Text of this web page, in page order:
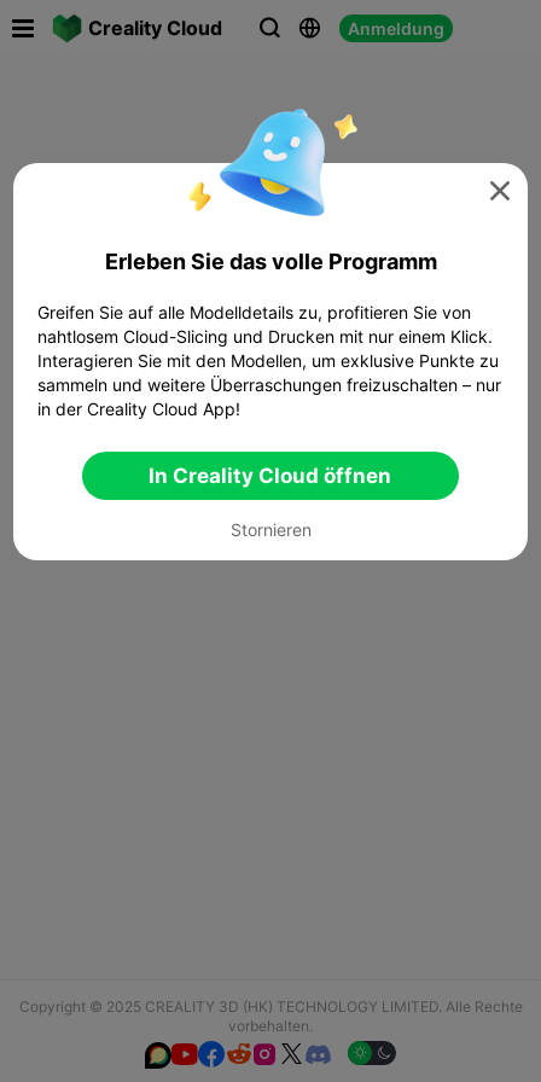
Creality Cloud   Anmeldung
Copyright © 2025 CREALITY 3D (HK) TECHNOLOGY LIMITED. Alle Rechte
vorbehalten.
  

Erleben Sie das volle Programm
Greifen Sie auf alle Modelldetails zu, profitieren Sie von
nahtlosem Cloud-Slicing und Drucken mit nur einem Klick.
Interagieren Sie mit den Modellen, um exklusive Punkte zu
sammeln und weitere Überraschungen freizuschalten – nur
in der Creality Cloud App!
In Creality Cloud öffnen
Stornieren